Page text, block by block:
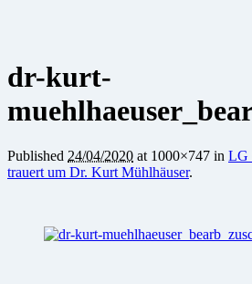
dr-kurt-
Published 24/04/2020 at 1000×747 in LG
trauert um Dr. Kurt Mühlhäuser.